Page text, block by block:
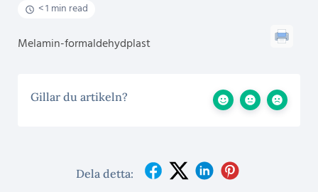
< 1 min read
Melamin-formaldehydplast
Gillar du artikeln?
Dela detta: